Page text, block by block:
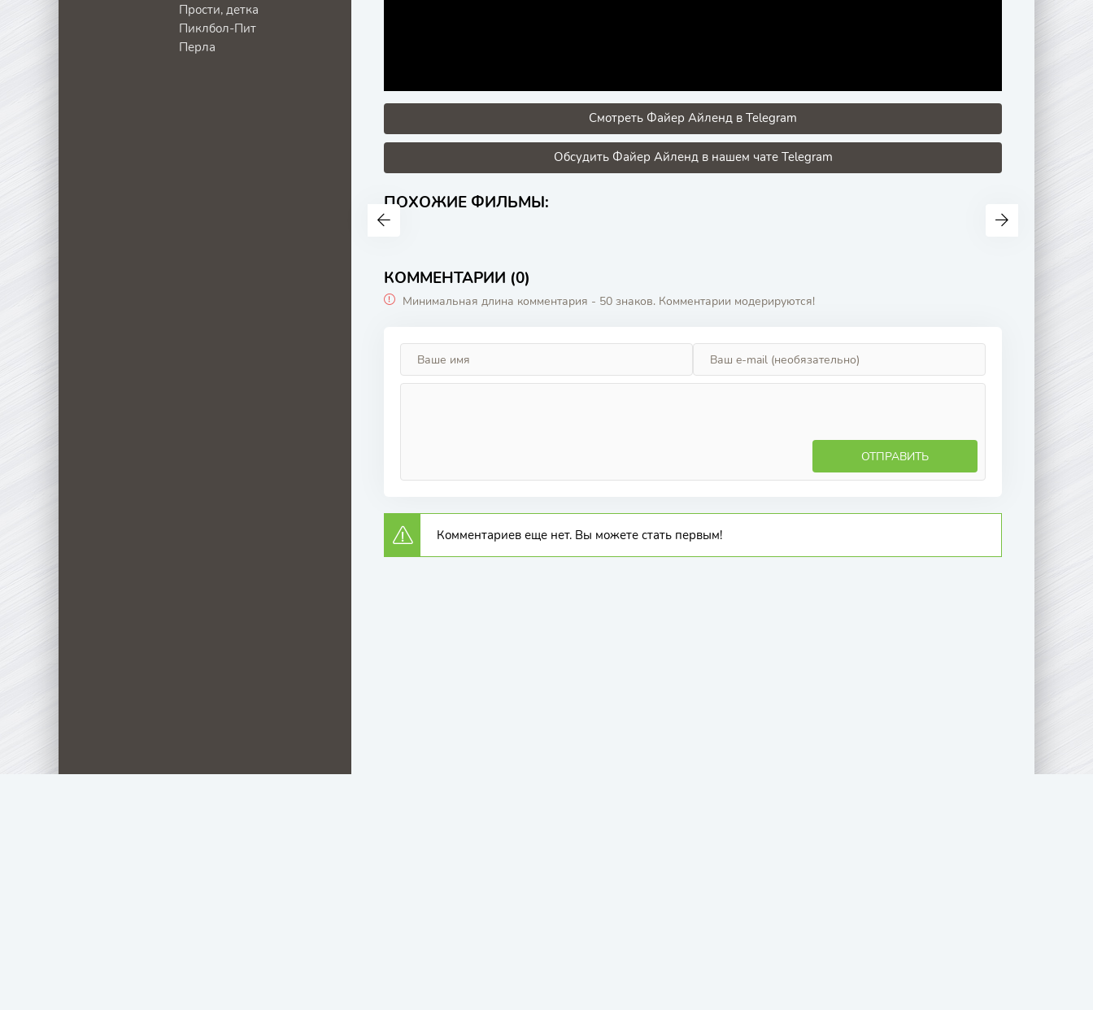
Смотреть Файер Айленд в Telegram
Обсудить Файер Айленд в нашем чате Telegram
ПОХОЖИЕ ФИЛЬМЫ:
КОММЕНТАРИИ (0)
Минимальная длина комментария - 50 знаков. Комментарии модерируются!
ОТПРАВИТЬ
Комментариев еще нет. Вы можете стать первым!
Прости, детка
Пиклбол-Пит
Перла